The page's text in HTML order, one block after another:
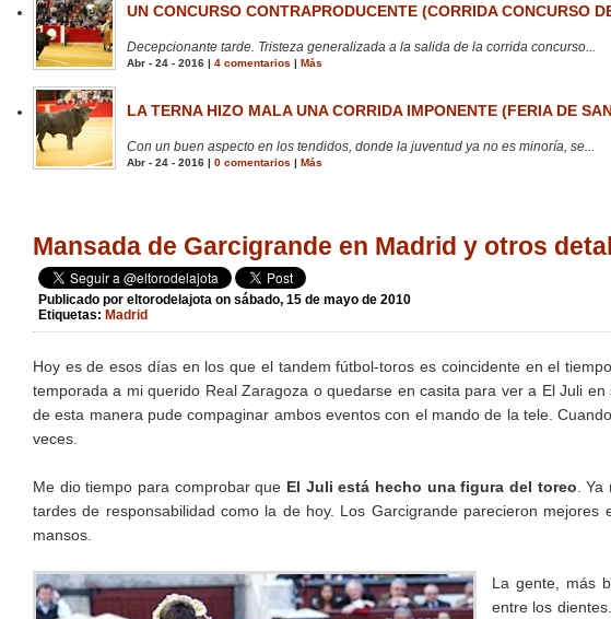
UN CONCURSO CONTRAPRODUCENTE (CORRIDA CONCURSO
Decepcionante tarde. Tristeza generalizada a la salida de la corrida concurso...
Abr - 24 - 2016 | 4 comentarios | Más
LA TERNA HIZO MALA UNA CORRIDA IMPONENTE (FERIA DE
Con un buen aspecto en los tendidos, donde la juventud ya no es minoría, se...
Abr - 24 - 2016 | 0 comentarios Más
Mansada de Garcigrande en Madrid y otros
Publicado por eltorodelajota on sábado, 15 de mayo de 2010
Etiquetas: Madrid
Hoy es de esos días en los que el tandem fútbol-toros es coincidente en el
temporada a mi querido Real Zaragoza o quedarse en casita para ver a El Juli
de esta manera pude compaginar ambos eventos con el mando de la tele.
veces.
Me dio tiempo para comprobar que El Juli está hecho una figura del toreo .
tardes de responsabilidad como la de hoy. Los Garcigrande parecieron
mansos.
La gente, más
entre los